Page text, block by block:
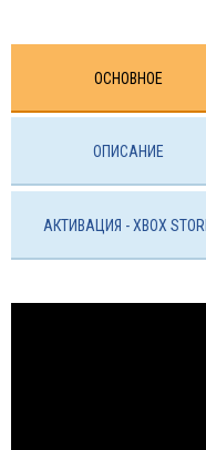
ОСНОВНОЕ
ОПИСАНИЕ
АКТИВАЦИЯ - ХBOX